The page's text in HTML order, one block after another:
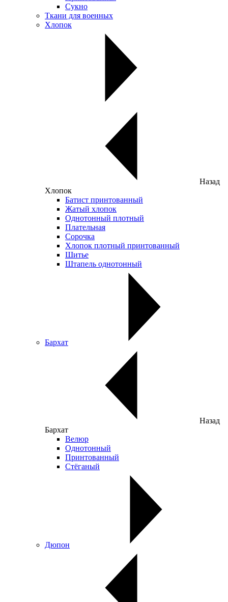
Сукно
Ткани для военных
Хлопок
Назад
Хлопок
Батист принтованный
Жатый хлопок
Однотонный плотный
Плательная
Сорочка
Хлопок плотный принтованный
Шитье
Штапель однотонный
Бархат
Назад
Бархат
Велюр
Однотонный
Принтованный
Стёганый
Дюпон